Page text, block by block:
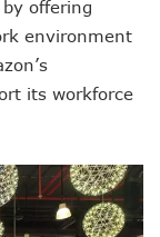
offering
environment
its workforce